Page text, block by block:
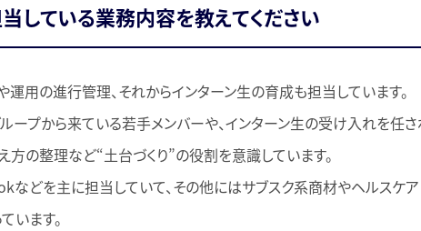
している業務内容を教えてください
運用の進行管理、それからインターン生の育成も担当しています。
ープから来ている若手メンバーや、インターン生の受け入れを任さ
方の整理など“土台づくり”の役割を意識しています。
どを主に担当していて、その他にはサブスク系商材やヘルスケ
います。